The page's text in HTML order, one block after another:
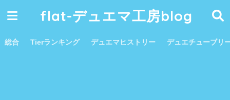
flat-デュエマ工房blog
総合 Tierランキング デュエマヒストリー デュエチューブリ